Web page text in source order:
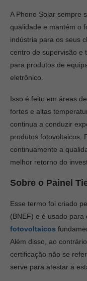
A Phono Solar sempre
qualidade e mantém o
indústria para os seus
centro de supervisão e
para produtos de
eletrônico.
Isso é feito em áreas
fortes e altas
continua a conduzir
produtos fotovoltaicos.
continuamente a
melhor retorno do
Sobre o Painel
Esse termo foi criado
(BNEF) e é usado para
fotovoltaicos
Além disso, ao
certificação não se
serve para atestar a